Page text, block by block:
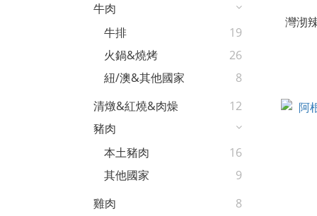
牛肉
牛排
19
火鍋&燒烤
26
紐/澳&其他國家
8
清燉&紅燒&肉燥
12
豬肉
本土豬肉
16
其他國家
9
雞肉
8
灣沏